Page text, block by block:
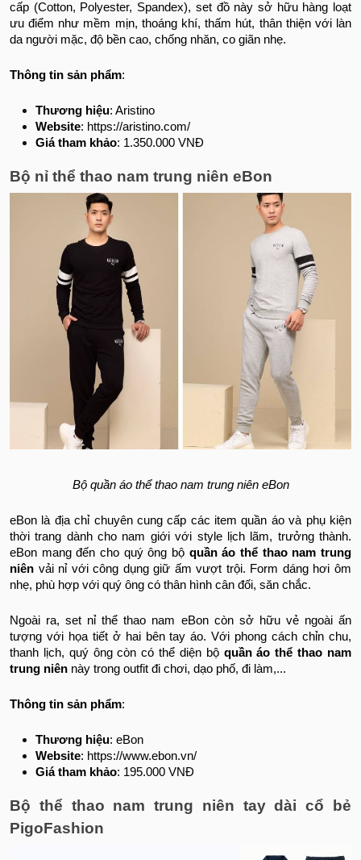
cấp (Cotton, Polyester, Spandex), set đồ này sở hữu hàng loạt
ưu điểm như mềm mịn, thoáng khí, thấm hút, thân thiện với làn
da người mặc, độ bền cao, chống nhăn, co giãn nhẹ.
Thông tin sản phẩm:
Thương hiệu: Aristino
Website: https://aristino.com/
Giá tham khảo: 1.350.000 VNĐ
Bộ nỉ thể thao nam trung niên eBon
Bộ quần áo thể thao nam trung niên eBon
eBon là địa chỉ chuyên cung cấp các item quần áo và phụ kiện
thời trang dành cho nam giới với style lịch lãm, trưởng thành.
eBon mang đến cho quý ông bộ quần áo thể thao nam trung
niên vải nỉ với công dụng giữ ấm vượt trội. Form dáng hơi ôm
nhẹ, phù hợp với quý ông có thân hình cân đối, săn chắc.
Ngoài ra, set nỉ thể thao nam eBon còn sở hữu vẻ ngoài ấn
tượng với họa tiết ở hai bên tay áo. Với phong cách chỉn chu,
thanh lịch, quý ông còn có thể diện bộ quần áo thể thao nam
trung niên này trong outfit đi chơi, dạo phố, đi làm,...
Thông tin sản phẩm:
Thương hiệu: eBon
Website: https://www.ebon.vn/
Giá tham khảo: 195.000 VNĐ
Bộ thể thao nam trung niên tay dài cổ bẻ
PigoFashion